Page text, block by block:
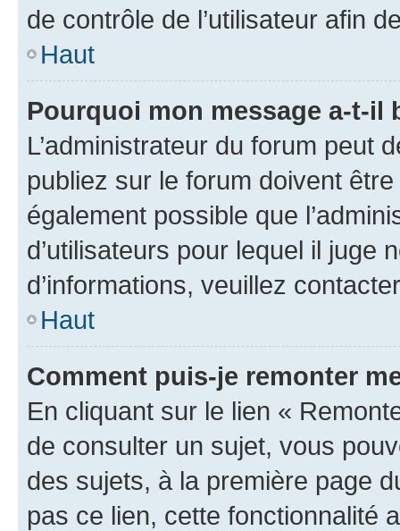
de contrôle de l’utilisateur afin
Haut
Pourquoi mon message a-t-il
L’administrateur du forum peut
publiez sur le forum doivent
également possible que
d’utilisateurs pour lequel il juge
d’informations, veuillez
Haut
Comment puis-je remonter
En cliquant sur le lien «
de consulter un sujet, vous
des sujets, à la première page
pas ce lien, cette fonctionnalité